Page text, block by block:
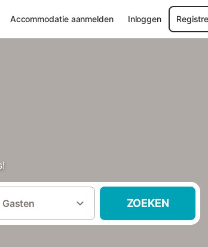
Accommodatie aanmelden Inloggen
Gasten ZOEKEN